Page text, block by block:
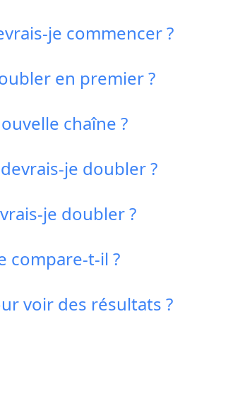
je commencer ?
en premier ?
chaîne ?
je doubler ?
je doubler ?
compare-t-il ?
voir des résultats ?